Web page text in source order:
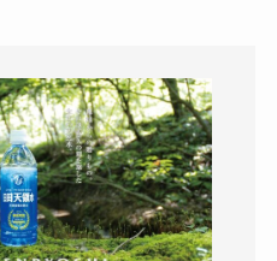
【怪しい？】帝国デ
ータバンクの口コ
ミ・評判は実際ど
う？
【怪しい？】セルプ